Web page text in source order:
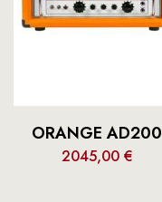
ORANGE AD200
2045,00 €